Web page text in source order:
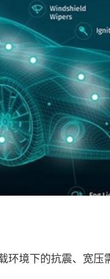
境下的抗震、宽压